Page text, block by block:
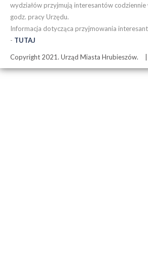
wydziałów przyjmują interesantów codziennie
godz. pracy Urzędu.
Informacja dotycząca przyjmowania
- TUTAJ
Copyright 2021. Urząd Miasta Hrubieszów.